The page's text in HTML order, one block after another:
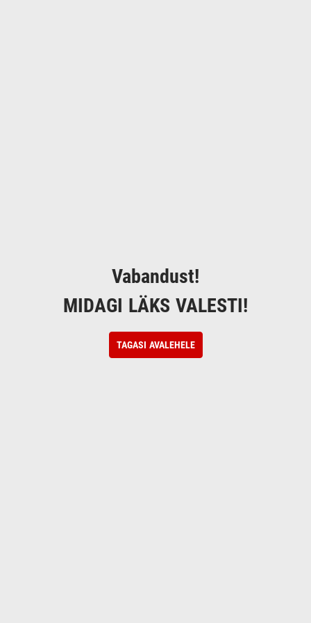
Vabandust!
MIDAGI LÄKS VALESTI!
TAGASI AVALEHELE